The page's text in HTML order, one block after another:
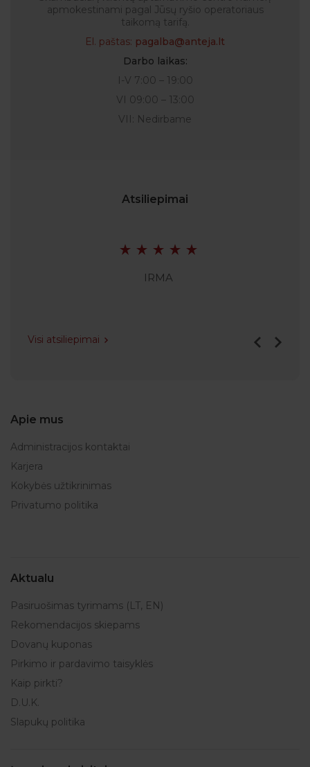
apmokestinami pagal Jūsų ryšio operatoriaus
taikomą tarifą.
El. paštas: pagalba@anteja.lt
Darbo laikas:
I-V 7:00 – 19:00
VI 09:00 – 13:00
VII: Nedirbame
Atsiliepimai
IRMA
Visi atsiliepimai
Apie mus
Administracijos kontaktai
Karjera
Kokybės užtikrinimas
Privatumo politika
Aktualu
Pasiruošimas tyrimams (LT, EN)
Rekomendacijos skiepams
Dovanų kuponas
Pirkimo ir pardavimo taisyklės
Kaip pirkti?
D.U.K.
Slapukų politika